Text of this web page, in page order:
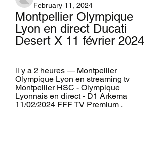
February 11, 2024
Montpellier Olympique
Lyon en direct Ducati
Desert X 11 février 2024
il y a 2 heures — Montpellier
Olympique Lyon en streaming tv
Montpellier HSC - Olympique
Lyonnais en direct - D1 Arkema
11/02/2024 FFF TV Premium .